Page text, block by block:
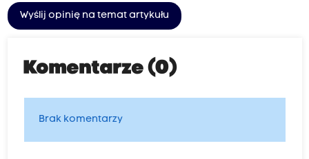
Wyślij opinię na temat artykułu
Komentarze (0)
Brak komentarzy